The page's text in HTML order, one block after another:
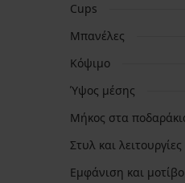
Cups
Μπανέλες
Κόψιμο
Ύψος μέσης
Μήκος στα
Στυλ και λειτουργίες
Εμφάνιση και μοτίβο